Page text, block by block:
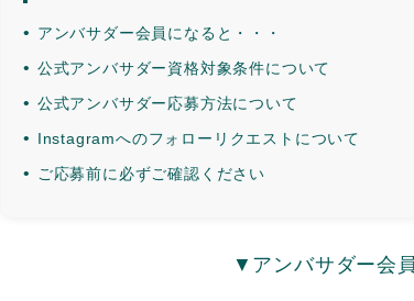
• アンバサダー会員になると・・・
• 公式アンバサダー資格対象条件について
• 公式アンバサダー応募方法について
• Instagramへのフォローリクエストについて
• ご応募前に必ずご確認ください
▼アンバサダー会